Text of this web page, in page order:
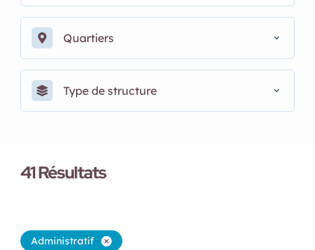
Quartiers
Type de structure
41Résultats
Administratif